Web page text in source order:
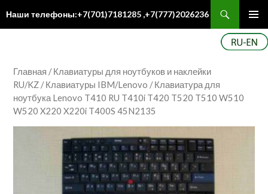
Наши телефоны:+7(701)7181285 ,+7(777)2026236
Главная /Клавиатуры для ноутбуков и наклейки
RU/KZ /Клавиатуры IBM/Lenovo / Клавиатура для
ноутбука Lenovo T410 RU T410i T420 T520 T510 W510
W520 X220 X220i T400S 45N2135